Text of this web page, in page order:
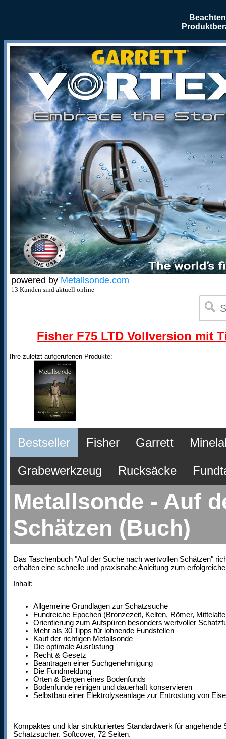
powered by Metallsonde.com
13 Kunden sind aktuell online
Fisher F75 LTD Vollversion mit
Ihre zuletzt aufgerufenen Produkte:
Bestseller Fisher Garrett
Grabewerkzeug Rucksäcke
Metallsonde - Auf
Schätzen (Buch)
Das Taschenbuch "Auf der Suche nach wertvollen Schätzen"
erhalten eine schnelle und praxisnahe Anleitung zum
Inhalt:
Allgemeine Grundlagen zur Schatzsuche
Fundreiche Epochen (Bronzezeit, Kelten, Römer,
Orientierung zum Aufspüren besonders wertvoller
Mehr als 30 Tipps für lohnende Fundstellen
Kauf der richtigen Metallsonde
Die optimale Ausrüstung
Recht & Gesetz
Beantragen einer Suchgenehmigung
Die Fundmeldung
Orten & Bergen eines Bodenfunds
Bodenfunde reinigen und dauerhaft konservieren
Selbstbau einer Elektrolyseanlage zur Entrostung von
Kompaktes und klar strukturiertes Standardwerk für angehende
Schatzsucher. Softcover, 72 Seiten.